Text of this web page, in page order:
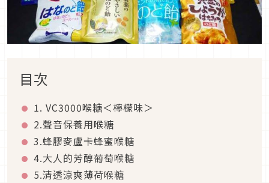
目次
1. VC3000喉糖＜檸檬味＞
2.聲音保養用喉糖
3.蜂膠麥盧卡蜂蜜喉糖
4.大人的芳醇葡萄喉糖
5.清透涼爽薄荷喉糖